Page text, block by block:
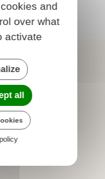
and
over what
activate
all